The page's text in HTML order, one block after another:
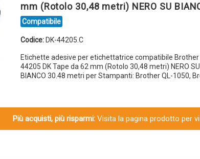
mm (Rotolo 30,48 metri) NERO SU
Compatibile
Codice: DK-44205.C
Etichette adesive per etichettatrice compatibile Brother
44205 DK Tape da 62 mm (Rotolo 30,48 metri) NERO SU
BIANCO 30.48 metri per Stampanti: Brother QL-1050,
Più acquisti, più risparmi:Visita la pagina prodotto per